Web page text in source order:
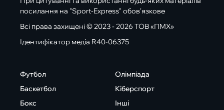
посилання на "Sport-Express" обов'язкове
Всі права захищені © 2023 - 2026 ТОВ «ПМХ»
Ідентифікатор медіа R40-06375
Футбол
Баскетбол
Бокс
Олімпіада
Кіберспорт
Інші